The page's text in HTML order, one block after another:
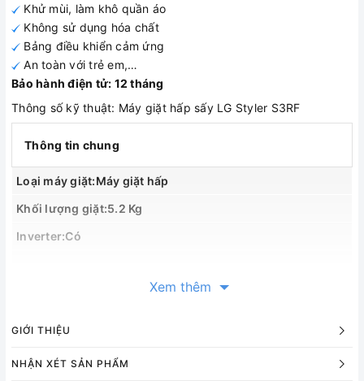
Khử mùi, làm khô quần áo
Không sử dụng hóa chất
Bảng điều khiển cảm ứng
An toàn với trẻ em,…
Bảo hành điện tử: 12 tháng
Thông số kỹ thuật: Máy giặt hấp sấy LG Styler S3RF
Thông tin chung
Loại máy giặt:Máy giặt hấp
Khối lượng giặt:5.2 Kg
Inverter:Có
đặc biệt, Làm khô nhẹ nhàng, Tải thêm chương trình giặt
Xem thêm
GIỚI THIỆU
NHẬN XÉT SẢN PHẨM